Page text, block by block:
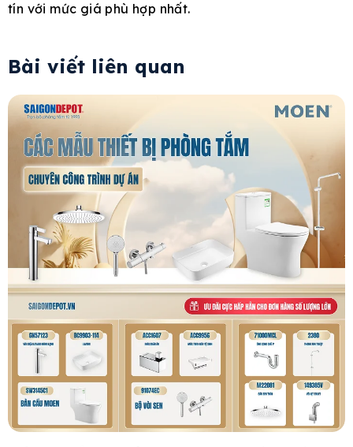
tín với mức giá phù hợp nhất.
Bài viết liên quan